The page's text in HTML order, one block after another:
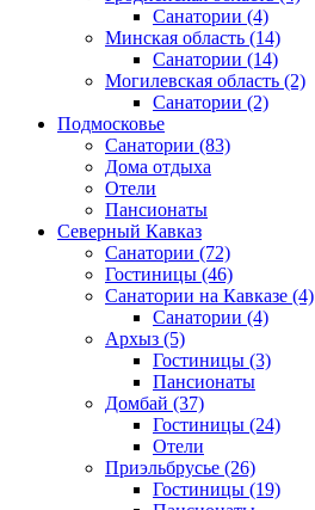
Санатории (4)
Минская область (14)
Санатории (14)
Могилевская область (2)
Санатории (2)
Подмосковье
Санатории (83)
Дома отдыха
Отели
Пансионаты
Северный Кавказ
Санатории (72)
Гостиницы (46)
Санатории на Кавказе (4)
Санатории (4)
Архыз (5)
Гостиницы (3)
Пансионаты
Домбай (37)
Гостиницы (24)
Отели
Приэльбрусье (26)
Гостиницы (19)